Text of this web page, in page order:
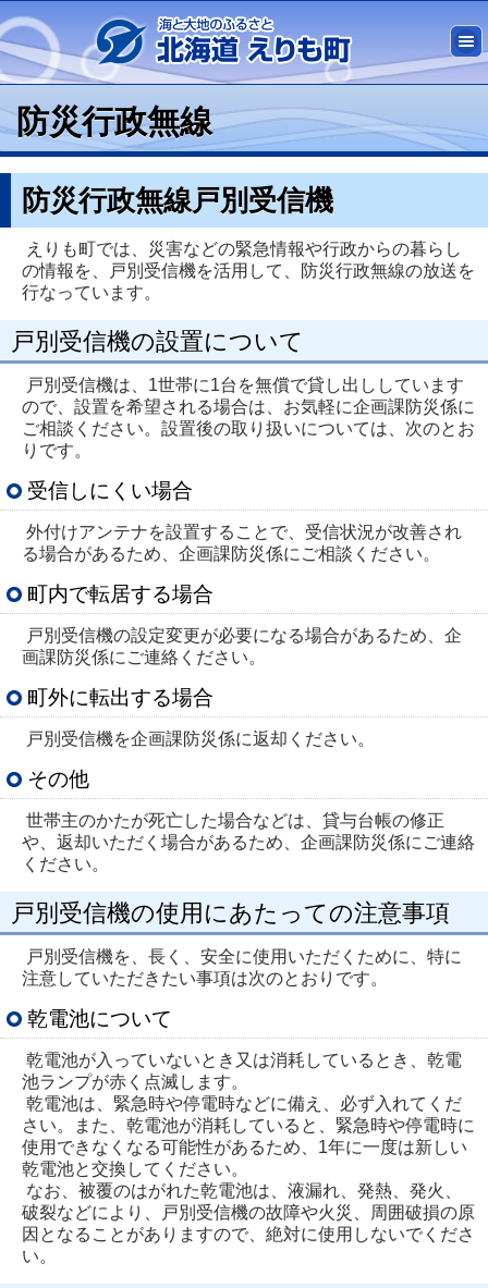
防災行政無線
防災行政無線戸別受信機
えりも町では、災害などの緊急情報や行政からの暮らし
の情報を、戸別受信機を活用して、防災行政無線の放送を
行なっています。
戸別受信機の設置について
戸別受信機は、1世帯に1台を無償で貸し出ししています
ので、設置を希望される場合は、お気軽に企画課防災係に
ご相談ください。設置後の取り扱いについては、次のとお
りです。
受信しにくい場合
外付けアンテナを設置することで、受信状況が改善され
る場合があるため、企画課防災係にご相談ください。
町内で転居する場合
戸別受信機の設定変更が必要になる場合があるため、企
画課防災係にご連絡ください。
町外に転出する場合
戸別受信機を企画課防災係に返却ください。
その他
世帯主のかたが死亡した場合などは、貸与台帳の修正
や、返却いただく場合があるため、企画課防災係にご連絡
ください。
戸別受信機の使用にあたっての注意事項
戸別受信機を、長く、安全に使用いただくために、特に
注意していただきたい事項は次のとおりです。
乾電池について
乾電池が入っていないとき又は消耗しているとき、乾電
池ランプが赤く点滅します。
乾電池は、緊急時や停電時などに備え、必ず入れてくだ
さい。また、乾電池が消耗していると、緊急時や停電時に
使用できなくなる可能性があるため、1年に一度は新しい
乾電池と交換してください。
なお、被覆のはがれた乾電池は、液漏れ、発熱、発火、
破裂などにより、戸別受信機の故障や火災、周囲破損の原
因となることがありますので、絶対に使用しないでくださ
い。